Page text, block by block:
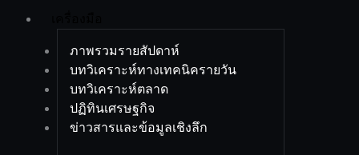
ภาพรวมรายสัปดาห์
บทวิเคราะห์ทางเทคนิครายวัน
บทวิเคราะห์ตลาด
ปฏิทินเศรษฐกิจ
ข่าวสารและข้อมูลเชิงลึก